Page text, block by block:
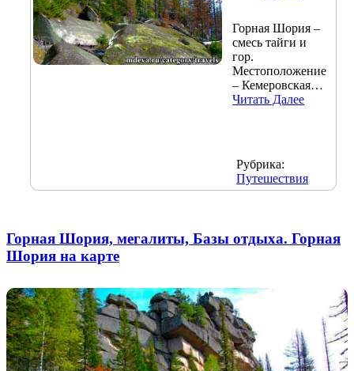
Горная Шория –
смесь тайги и
гор.
Местоположение
– Кемеровская…
Читать Далее
Рубрика:
Путешествия
Горная Шория, мегалиты, Базы отдыха. Горная
Шория на карте